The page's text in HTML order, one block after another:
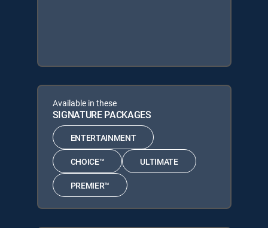
Available in these
SIGNATURE PACKAGES
ENTERTAINMENT
CHOICE™ ULTIMATE
PREMIER™